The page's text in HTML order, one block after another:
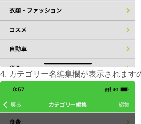
4. カテゴリー名編集欄が表示されます